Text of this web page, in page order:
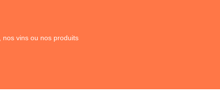
nos vins ou nos produits